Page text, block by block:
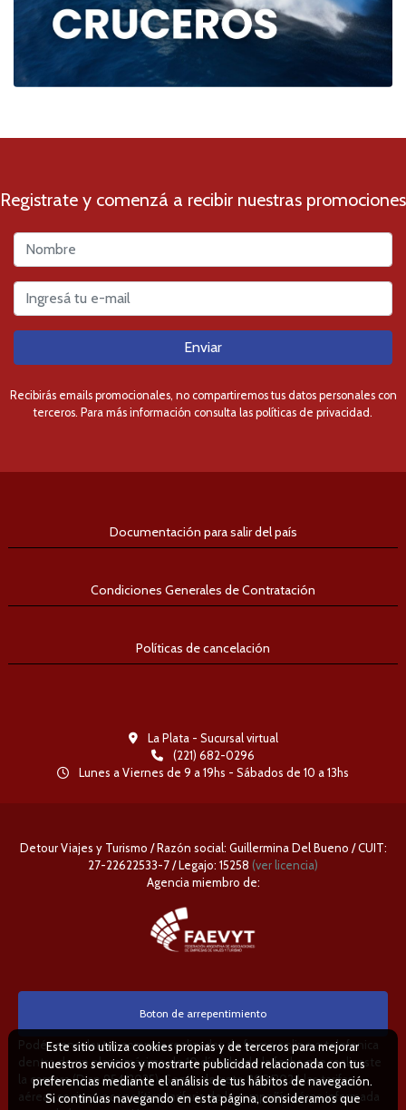
Registrate y comenzá a recibir nuestras promociones
Enviar
Recibirás emails promocionales, no compartiremos tus datos personales con
terceros. Para más información consulta las políticas de privacidad.
Documentación para salir del país
Condiciones Generales de Contratación
Políticas de cancelación
La Plata - Sucursal virtual
(221) 682-0296
Lunes a Viernes de 9 a 19hs - Sábados de 10 a 13hs
Detour Viajes y Turismo / Razón social: Guillermina Del Bueno / CUIT:
27-22622533-7 / Legajo: 15258 (ver licencia)
Agencia miembro de:
Boton de arrepentimiento
Podés cancelar tus compras realizadas de forma online o telefonica
dentro de un plazo máximo de 10 días desde la fecha que realizaste
la compra (Disp.954/2025). Según decreto 809/2024 las tarifas
aéreas se rigen por política tarifaria de la compañía aérea informada
Este sitio utiliza cookies propias y de terceros para mejorar
nuestros servicios y mostrarte publicidad relacionada con tus
preferencias mediante el análisis de tus hábitos de navegación.
Si continúas navegando en esta página, consideramos que